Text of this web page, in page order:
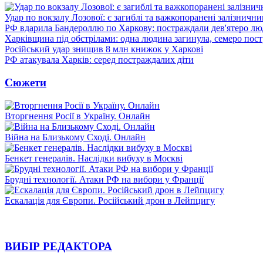
Удар по вокзалу Лозової: є загиблі та важкопоранені
РФ вдарила Бандероллю по Харкову: постраждали дев'ятеро
Харківщина під обстрілами: одна людина загинула, семеро
Російський удар знищив 8 млн книжок у Харкові
РФ атакувала Харків: серед постраждалих діти
Сюжети
Вторгнення Росії в Україну. Онлайн
Війна на Близькому Сході. Онлайн
Бенкет генералів. Наслідки вибуху в Москві
Брудні технології. Атаки РФ на вибори у Франції
Ескалація для Європи. Російський дрон в Лейпцигу
ВИБІР РЕДАКТОРА